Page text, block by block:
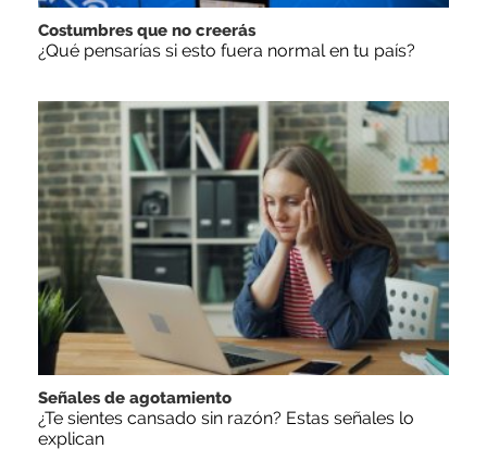
Costumbres que no creerás
¿Qué pensarías si esto fuera normal en tu país?
Señales de agotamiento
¿Te sientes cansado sin razón? Estas señales lo
explican